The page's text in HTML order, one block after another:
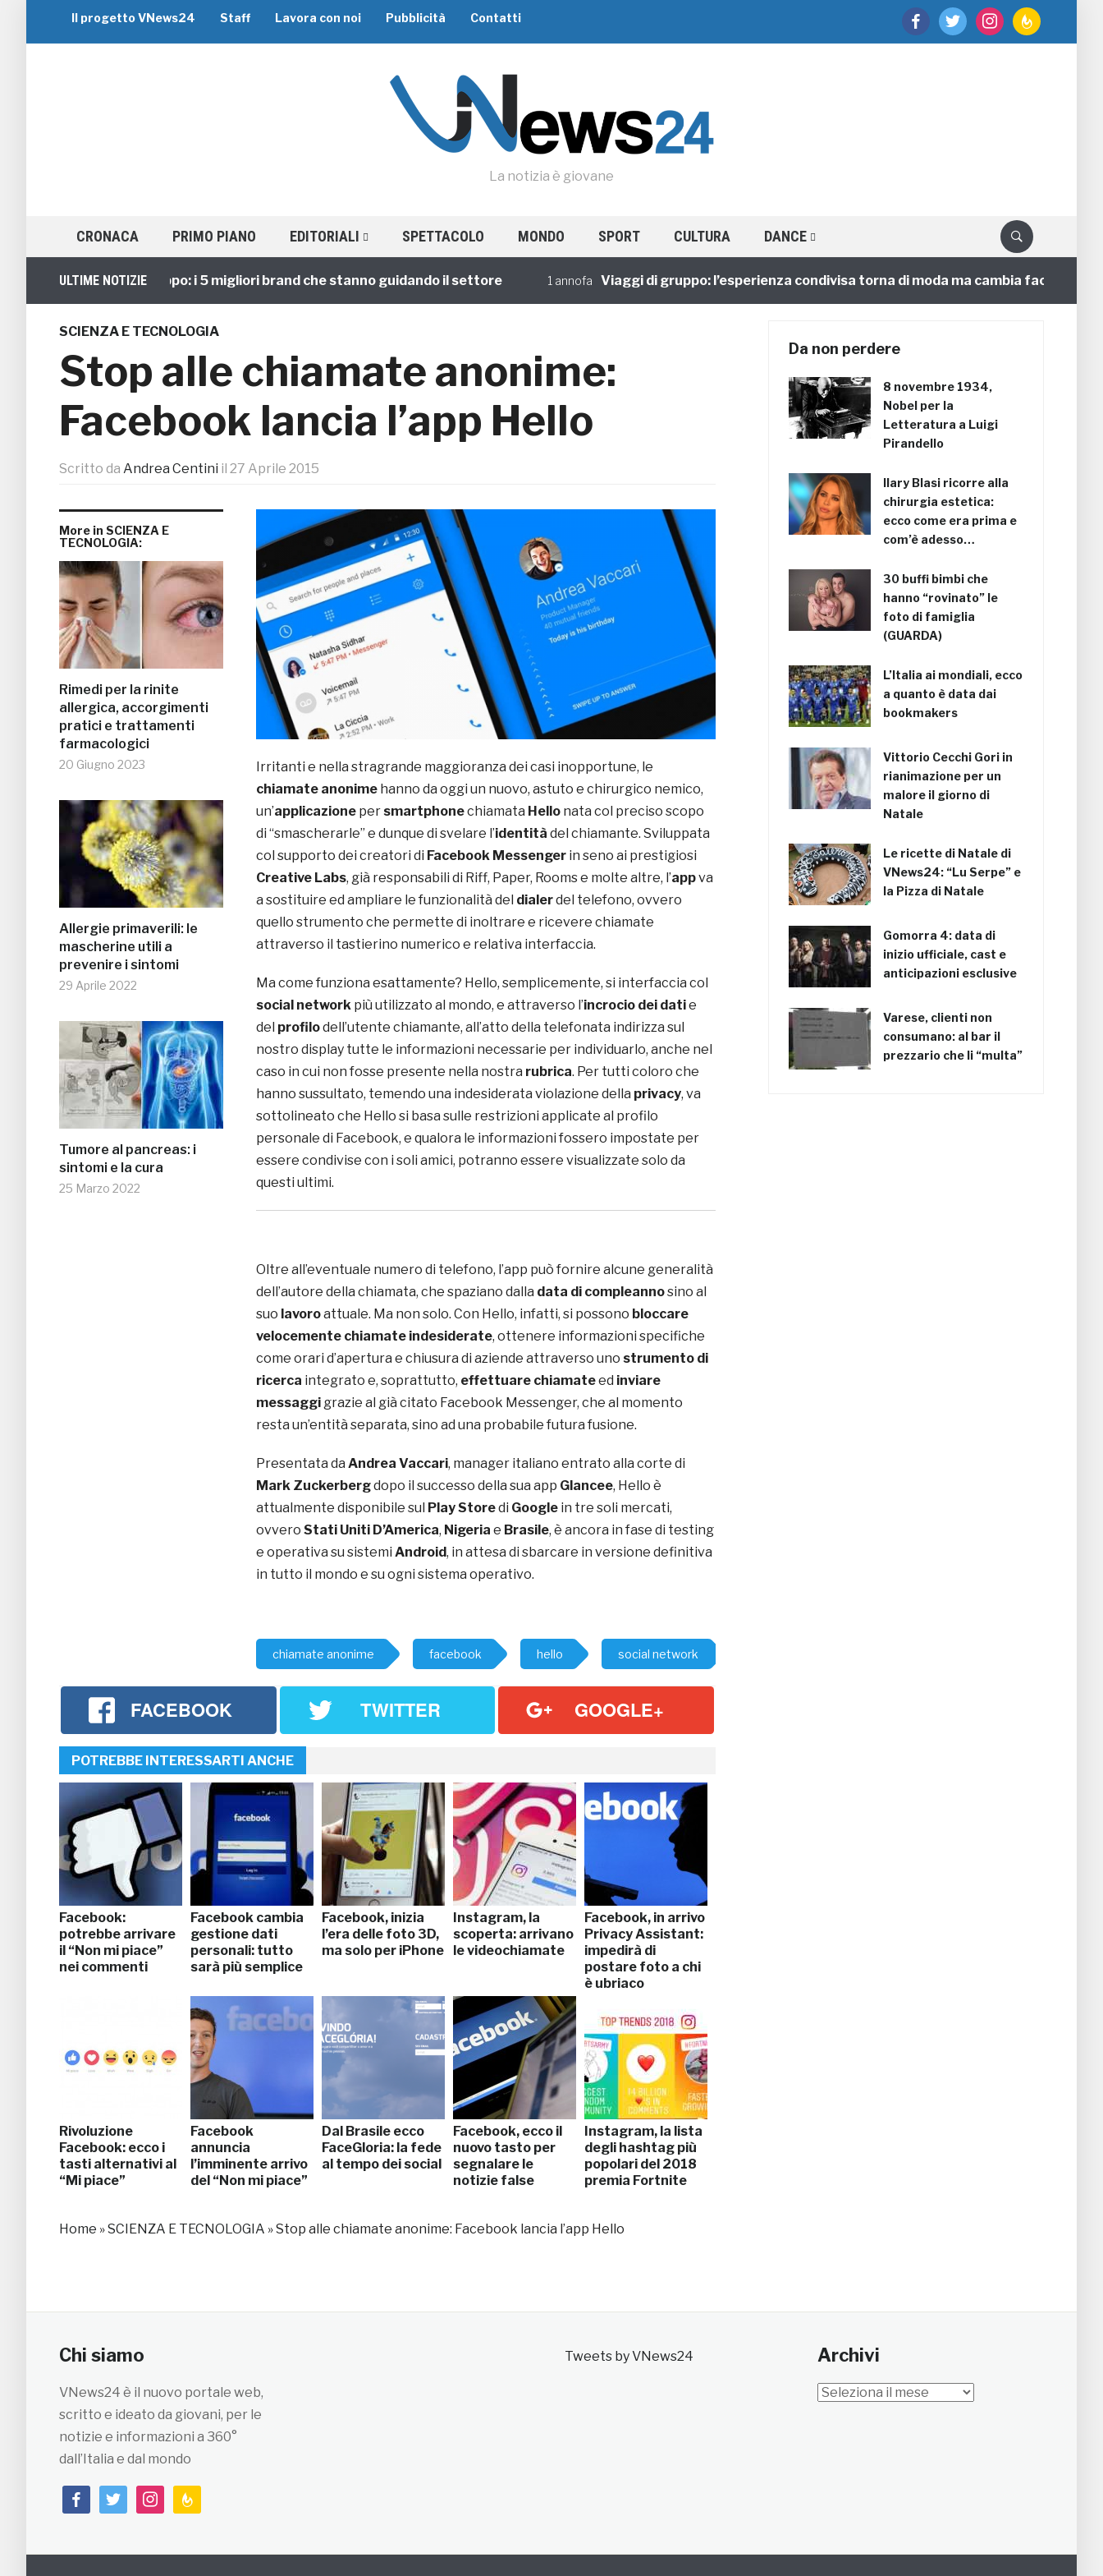
facebooktwitter instagramfeedburner
Il progetto VNews24 Staff Lavora con noi Pubblicità Contatti
La notizia è giovane
CRONACA PRIMO PIANO EDITORIALI SPETTACOLO MONDO SPORT CULTURA DANCE
ULTIME NOTIZIE
Viaggi di Gruppo: i 5 migliori brand che stanno guidando il settore 1 annofa Viaggi di gruppo: l’esperienza condivisa torna di moda ma cambia faccia
SCIENZA E TECNOLOGIA
Stop alle chiamate anonime:
Facebook lancia l’app Hello
Scritto da Andrea Centini il 27 Aprile 2015
More in SCIENZA E
TECNOLOGIA:
Rimedi per la rinite
allergica, accorgimenti
pratici e trattamenti
farmacologici
20 Giugno 2023
Allergie primaverili: le
mascherine utili a
prevenire i sintomi
29 Aprile 2022
Tumore al pancreas: i
sintomi e la cura
25 Marzo 2022
Irritanti e nella stragrande maggioranza dei casi inopportune, le
chiamate anonime hanno da oggi un nuovo, astuto e chirurgico nemico,
un’applicazione per smartphonechiamata Hello nata col preciso scopo
di “smascherarle” e dunque di svelare l’identità del chiamante. Sviluppata
col supporto dei creatori di Facebook Messenger in seno ai prestigiosi
Creative Labs, già responsabili di Riff, Paper, Rooms e molte altre, l’appva
a sostituire ed ampliare le funzionalità del dialerdel telefono, ovvero
quello strumento che permette di inoltrare e ricevere chiamate
attraverso il tastierino numerico e relativa interfaccia.
Ma come funziona esattamente? Hello, semplicemente, si interfaccia col
social network più utilizzato al mondo, e attraverso l’incrocio dei datie
del profilodell’utente chiamante, all’atto della telefonata indirizza sul
nostro display tutte le informazioni necessarie per individuarlo, anche nel
caso in cui non fosse presente nella nostra rubrica. Per tutti coloro che
hanno sussultato, temendo una indesiderata violazione della privacy, va
sottolineato che Hello si basa sulle restrizioni applicate al profilo
personale di Facebook, e qualora le informazioni fossero impostate per
essere condivise con i soli amici, potranno essere visualizzate solo da
questi ultimi.
Oltre all’eventuale numero di telefono, l’app può fornire alcune generalità
dell’autore della chiamata, che spaziano dalla data di compleannosino al
suo lavoroattuale. Ma non solo. Con Hello, infatti, si possono bloccare
velocemente chiamate indesiderate, ottenere informazioni specifiche
come orari d’apertura e chiusura di aziende attraverso uno strumento di
ricerca integrato e, soprattutto, effettuare chiamateed inviare
messaggi grazie al già citato Facebook Messenger, che al momento
resta un’entità separata, sino ad una probabile futura fusione.
Presentata da Andrea Vaccari, manager italiano entrato alla corte di
Mark Zuckerbergdopo il successo della sua app Glancee, Hello è
attualmente disponibile sul Play Storedi Google in tre soli mercati,
ovvero Stati Uniti D’America, Nigeria e Brasile, è ancora in fase di testing
e operativa su sistemi Android, in attesa di sbarcare in versione definitiva
in tutto il mondo e su ogni sistema operativo.
chiamate anonime facebook hello social network
FACEBOOK TWITTER GOOGLE+
POTREBBE INTERESSARTI ANCHE
Facebook:
potrebbe arrivare
il “Non mi piace”
nei commenti
Facebook cambia
gestione dati
personali: tutto
sarà più semplice
Facebook, inizia
l’era delle foto 3D,
ma solo per iPhone
Instagram, la
scoperta: arrivano
le videochiamate
Facebook, in arrivo
Privacy Assistant:
impedirà di
postare foto a chi
è ubriaco
Rivoluzione
Facebook: ecco i
tasti alternativi al
“Mi piace”
Facebook
annuncia
l’imminente arrivo
del “Non mi piace”
Dal Brasile ecco
FaceGloria: la fede
al tempo dei social
Facebook, ecco il
nuovo tasto per
segnalare le
notizie false
Instagram, la lista
degli hashtag più
popolari del 2018
premia Fortnite
Home »SCIENZA E TECNOLOGIA »Stop alle chiamate anonime: Facebook lancia l’app Hello
Da non perdere
8 novembre 1934,
Nobel per la
Letteratura a Luigi
Pirandello
Ilary Blasi ricorre alla
chirurgia estetica:
ecco come era prima e
com’è adesso…
30 buffi bimbi che
hanno “rovinato” le
foto di famiglia
(GUARDA)
L’Italia ai mondiali, ecco
a quanto è data dai
bookmakers
Vittorio Cecchi Gori in
rianimazione per un
malore il giorno di
Natale
Le ricette di Natale di
VNews24: “Lu Serpe” e
la Pizza di Natale
Gomorra 4: data di
inizio ufficiale, cast e
anticipazioni esclusive
Varese, clienti non
consumano: al bar il
prezzario che li “multa”
Chi siamo
VNews24 è il nuovo portale web,
scritto e ideato da giovani, per le
notizie e informazioni a 360°
dall’Italia e dal mondo
facebooktwitterinstagramfeedburner
Tweets by VNews24 Archivi
Archivi